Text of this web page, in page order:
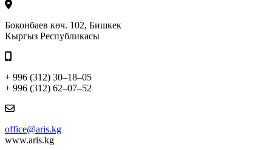
Боконбаев көч. 102, Бишкек
Кыргыз Республикасы
+ 996 (312) 30–18–05
+ 996 (312) 62–07–52
office@aris.kg
www.aris.kg